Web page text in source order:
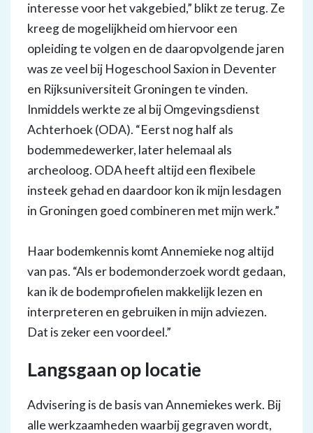
interesse voor het vakgebied,” blikt ze terug. Ze
kreeg de mogelijkheid om hiervoor een
opleiding te volgen en de daaropvolgende jaren
was ze veel bij Hogeschool Saxion in Deventer
en Rijksuniversiteit Groningen te vinden.
Inmiddels werkte ze al bij Omgevingsdienst
Achterhoek (ODA). “Eerst nog half als
bodemmedewerker, later helemaal als
archeoloog. ODA heeft altijd een flexibele
insteek gehad en daardoor kon ik mijn lesdagen
in Groningen goed combineren met mijn werk.”
Haar bodemkennis komt Annemieke nog altijd
van pas. “Als er bodemonderzoek wordt gedaan,
kan ik de bodemprofielen makkelijk lezen en
interpreteren en gebruiken in mijn adviezen.
Dat is zeker een voordeel.”
Langsgaan op locatie
Advisering is de basis van Annemiekes werk. Bij
alle werkzaamheden waarbij gegraven wordt,